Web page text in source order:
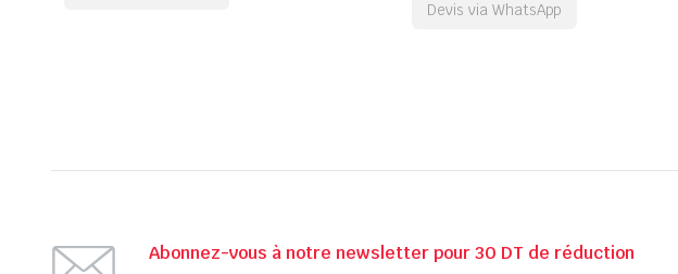
Devis via WhatsApp
Abonnez-vous à notre newsletter pour 30 DT de réduction